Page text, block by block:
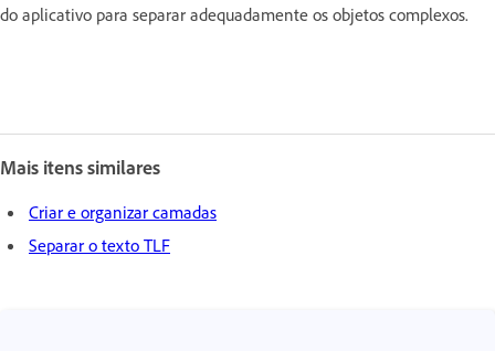
do aplicativo para separar adequadamente os objetos complexos.
Mais itens similares
Criar e organizar camadas
Separar o texto TLF